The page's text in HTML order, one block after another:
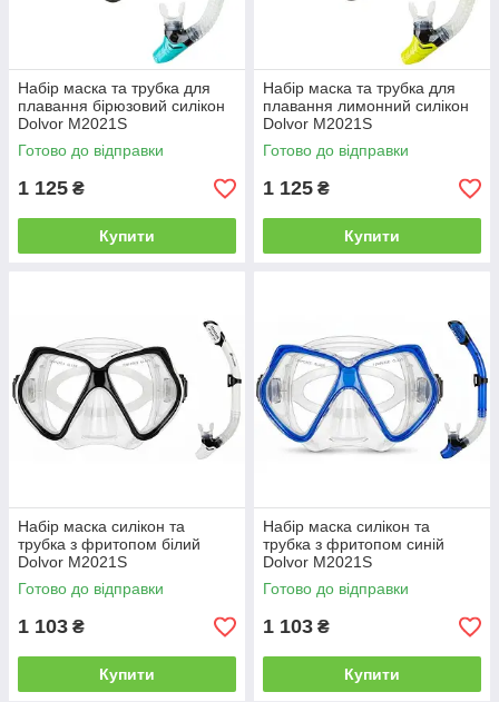
Набір маска та трубка для
плавання бірюзовий силікон
Dolvor M2021S
Готово до відправки
1 125 ₴
Купити
Набір маска та трубка для
плавання лимонний силікон
Dolvor M2021S
Готово до відправки
1 125 ₴
Купити
Набір маска силікон та
трубка з фритопом білий
Dolvor M2021S
Готово до відправки
1 103 ₴
Купити
Набір маска силікон та
трубка з фритопом синій
Dolvor M2021S
Готово до відправки
1 103 ₴
Купити